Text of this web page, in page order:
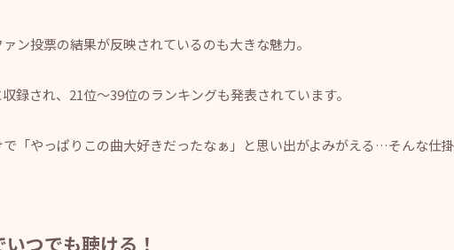
ン投票の結果が反映されているのも大きな魅力。
録され、21位～39位のランキングも発表されています。
「やっぱりこの曲大好きだったなぁ」と思い出がよみがえる…そんな仕掛
つでも聴ける！